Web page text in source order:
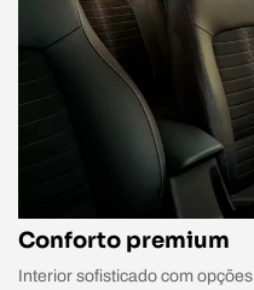
Conforto premium
Interior sofisticado com